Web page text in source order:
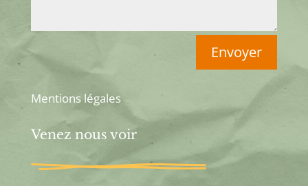
Envoyer
Mentions légales
Venez nous voir